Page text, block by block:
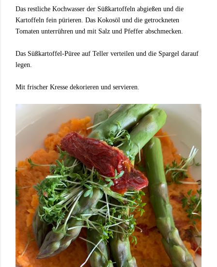
Das restliche Kochwasser der Süßkartoffeln abgießen und die
Kartoffeln fein pürieren. Das Kokosöl und die getrockneten
Tomaten unterrühren und mit Salz und Pfeffer abschmecken.
Das Süßkartoffel-Püree auf Teller verteilen und die Spargel darauf
legen.
Mit frischer Kresse dekorieren und servieren.